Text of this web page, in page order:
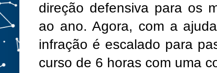
direção defensiva para os
ao ano. Agora, com a
infração é escalado para
curso de 6 horas com uma